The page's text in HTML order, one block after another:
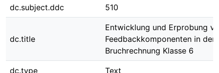
dc.subject.ddc 510
dc.title
Entwicklung und Erprobung
Feedbackkomponenten in der
Bruchrechnung Klasse 6
dc.type Text